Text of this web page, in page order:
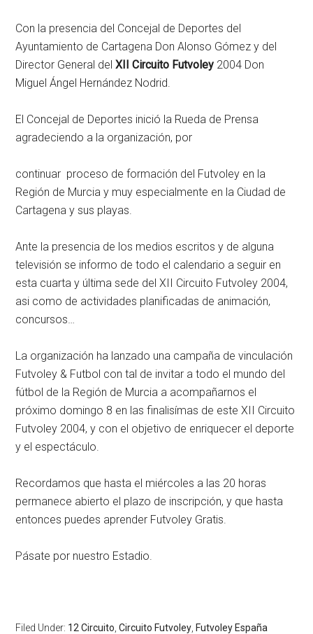
Con la presencia del Concejal de Deportes del
Ayuntamiento de Cartagena Don Alonso Gómez y del
Director General delXII Circuito Futvoley 2004 Don
Miguel Ángel Hernández Nodrid.
El Concejal de Deportes inició la Rueda de Prensa
agradeciendo a la organización, por
continuar proceso de formación del Futvoley en la
Región de Murcia y muy especialmente en la Ciudad de
Cartagena y sus playas.
Ante la presencia de los medios escritos y de alguna
televisión se informo de todo el calendario a seguir en
esta cuarta y última sede del XII Circuito Futvoley 2004,
asi como de actividades planificadas de animación,
concursos…
La organización ha lanzado una campaña de vinculación
Futvoley & Futbol con tal de invitar a todo el mundo del
fútbol de la Región de Murcia a acompañarnos el
próximo domingo 8 en las finalisímas de este XII Circuito
Futvoley 2004, y con el objetivo de enriquecer el deporte
y el espectáculo.
Recordamos que hasta el miércoles a las 20 horas
permanece abierto el plazo de inscripción, y que hasta
entonces puedes aprender Futvoley Gratis.
Pásate por nuestro Estadio.
Filed Under: 12 Circuito ,Circuito Futvoley Futvoley España